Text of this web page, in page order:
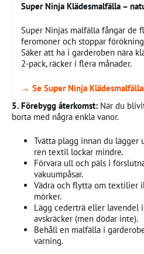
Super Ninja Klädesmalfälla –
Super Ninjas malfälla fångar de
feromoner och stoppar
Säker att ha i garderoben nära
2-pack, räcker i flera månader.
→ Se Super Ninja Klädesmalfälla
5. Förebygg återkomst: När du
borta med några enkla vanor.
Tvätta plagg innan du lägger
ren textil lockar mindre.
Förvara ull och päls i
vakuumpåsar.
Vädra och flytta om textilier
mörker.
Lägg cederträ eller lavendel
avskräcker (men dödar inte).
Behåll en malfälla i
varning.